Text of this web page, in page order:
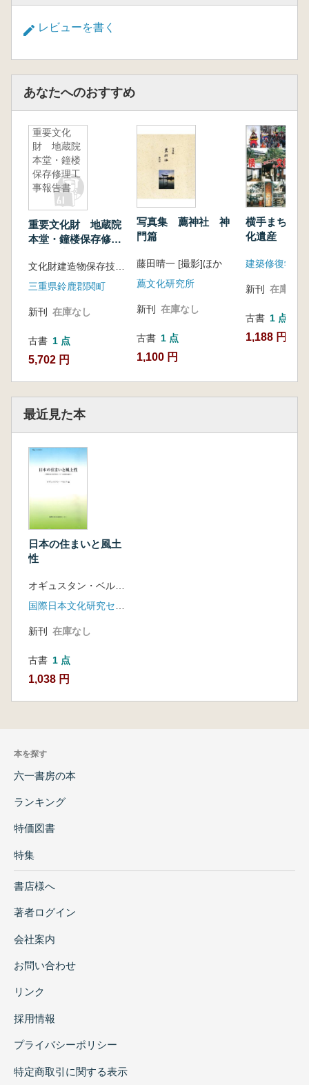
レビューを書く
あなたへのおすすめ
重要文化
財 地蔵院
本堂・鐘楼
保存修理工
事報告書
重要文化財 地蔵院
本堂・鐘楼保存修理
三重県鈴鹿郡関町
新刊 在庫なし
古書 1 点
5,702 円
写真集 薦神社 神
門篇
藤田晴一 [撮影]ほか
薦文化研究所
新刊 在庫なし
古書 1 点
1,100 円
横手まちづ
化遺産 ゆた
新刊 在庫なし
古書 1 点
1,188 円
最近見た本
日本の住まいと風土
性
新刊 在庫なし
古書 1 点
1,038 円
本を探す
六一書房の本
ランキング
特価図書
特集
書店様へ
著者ログイン
会社案内
お問い合わせ
リンク
採用情報
プライバシーポリシー
特定商取引に関する表示